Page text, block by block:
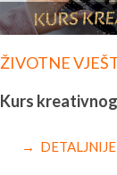
ŽIVOTNE
Kurs
→ DETALJNIJE